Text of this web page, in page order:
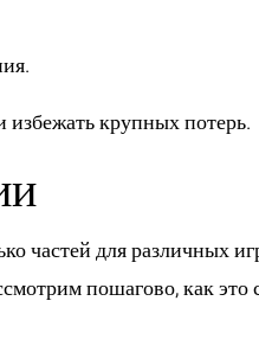
крупных потерь.
частей для различных
пошагово, как это